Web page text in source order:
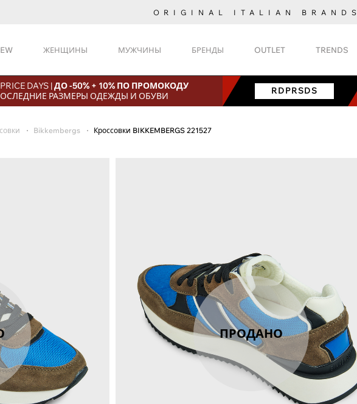
ORIGINAL ITALIAN BRANDS
ЖЕНЩИНЫ МУЖЧИНЫ БРЕНДЫ OUTLET TRENDS
DAYS |ДО -50% + 10% ПО ПРОМОКОДУ
РАЗМЕРЫ ОДЕЖДЫ И ОБУВИ
RDPRSDS
Bikkembergs Кроссовки BIKKEMBERGS 221527
ПРОДАНО